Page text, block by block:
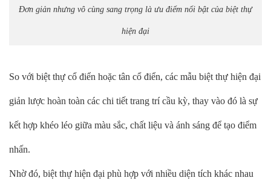
Đơn giản nhưng vô cùng sang trọng là ưu điểm nổi bật của biệt thự
hiện đại
So với biệt thự cổ điển hoặc tân cổ điển, các mẫu biệt thự hiện đại
giản lược hoàn toàn các chi tiết trang trí cầu kỳ, thay vào đó là sự
kết hợp khéo léo giữa màu sắc, chất liệu và ánh sáng để tạo điểm
nhấn.
Nhờ đó, biệt thự hiện đại phù hợp với nhiều diện tích khác nhau